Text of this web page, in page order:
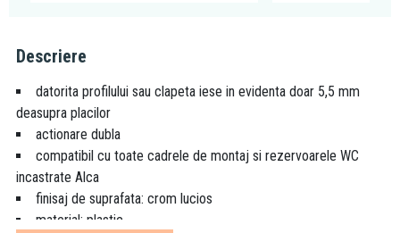
Descriere
datorita profilului sau clapeta iese in evidenta doar 5,5 mm
deasupra placilor
actionare dubla
compatibil cu toate cadrele de montaj si rezervoarele WC
incastrate Alca
finisaj de suprafata: crom lucios
material: plastic